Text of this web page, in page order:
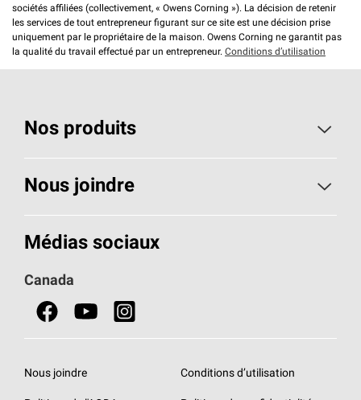
sociétés affiliées (collectivement, « Owens Corning »). La décision de retenir
les services de tout entrepreneur figurant sur ce site est une décision prise
uniquement par le propriétaire de la maison. Owens Corning ne garantit pas
la qualité du travail effectué par un entrepreneur. Conditions d’utilisation
Nos produits
Toiture
Isolants pour usage résidentiel
Portes
Nous joindre
Composez le 1 800 438-7465
Médias sociaux
Canada
Nous joindre Conditions d’utilisation